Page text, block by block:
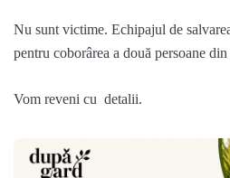
Nu sunt victime. Echipajul de
pentru coborârea a două persoane
Vom reveni cu detalii.